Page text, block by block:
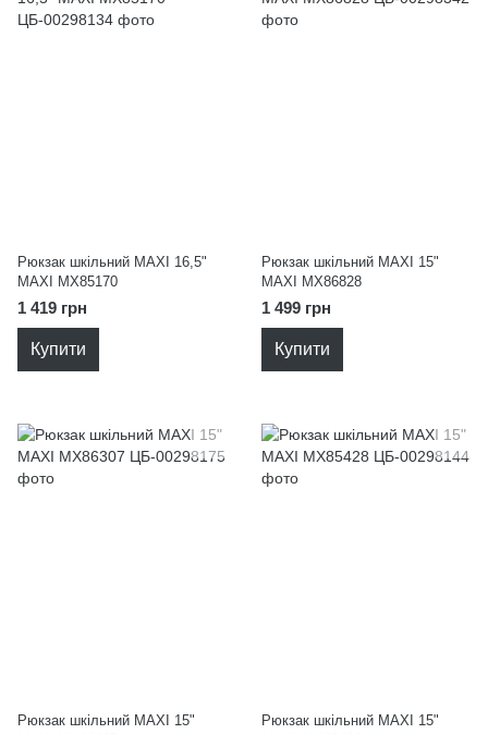
Рюкзак шкільний MAXI 16,5"
MAXI MX85170
1 419 грн
Купити
Рюкзак шкільний MAXI 15"
MAXI MX86828
1 499 грн
Купити
Рюкзак шкільний MAXI 15"
Рюкзак шкільний MAXI 15"